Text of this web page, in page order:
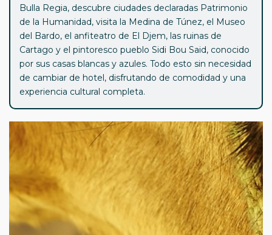
Bulla Regia, descubre ciudades declaradas Patrimonio
de la Humanidad, visita la Medina de Túnez, el Museo
del Bardo, el anfiteatro de El Djem, las ruinas de
Cartago y el pintoresco pueblo Sidi Bou Said, conocido
por sus casas blancas y azules. Todo esto sin necesidad
de cambiar de hotel, disfrutando de comodidad y una
experiencia cultural completa.